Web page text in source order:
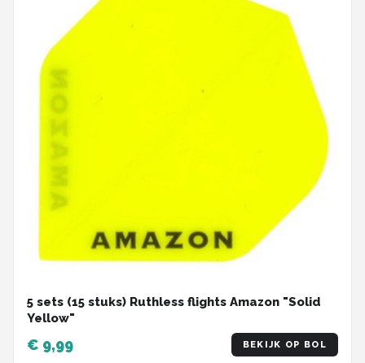
5 sets (15 stuks) Ruthless flights Amazon "Solid
Yellow"
€ 9,99 BEKIJK OP BOL